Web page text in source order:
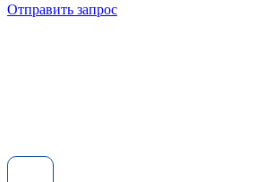
Отправить запрос